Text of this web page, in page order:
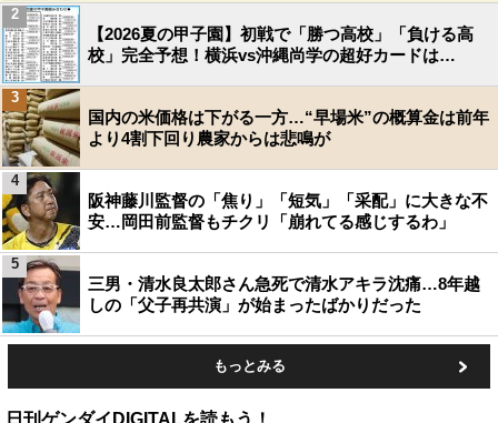
【2026夏の甲子園】初戦で「勝つ高校」「負ける高
校」完全予想！横浜vs沖縄尚学の超好カードは…
2
国内の米価格は下がる一方…“早場米”の概算金は前年
より4割下回り農家からは悲鳴が
3
阪神藤川監督の「焦り」「短気」「采配」に大きな不
安…岡田前監督もチクリ「崩れてる感じするわ」
4
三男・清水良太郎さん急死で清水アキラ沈痛…8年越
しの「父子再共演」が始まったばかりだった
5
もっとみる
日刊ゲンダイDIGITALを読もう！